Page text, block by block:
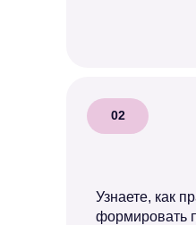
02
Узнаете, как
формировать